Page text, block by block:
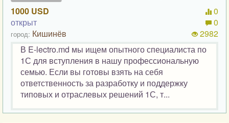
1000 USD
открыт
город: Кишинёв
0
0
2982
В E-lectro.md мы ищем опытного специалиста по
1С для вступления в нашу профессиональную
семью. Если вы готовы взять на себя
ответственность за разработку и поддержку
типовых и отраслевых решений 1С, т...